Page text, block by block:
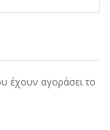
έχουν αγοράσει το